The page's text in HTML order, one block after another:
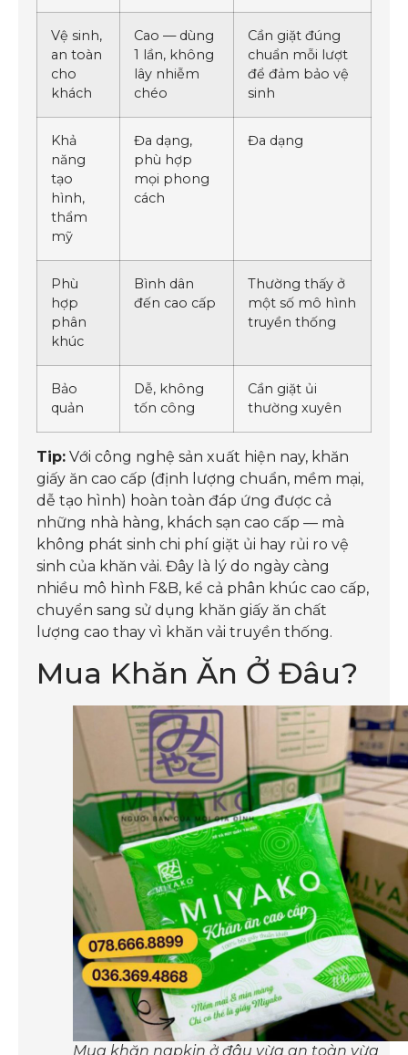
Vệ sinh,
an toàn
cho
khách
Cao — dùng
1 lần, không
lây nhiễm
chéo
Cần giặt đúng
chuẩn mỗi lượt
để đảm bảo vệ
sinh
Khả
năng
tạo
hình,
thẩm
mỹ
Đa dạng,
phù hợp
mọi phong
cách
Đa dạng
Phù
hợp
phân
khúc
Bình dân
đến cao cấp
Thường thấy ở
một số mô hình
truyền thống
Bảo
quản
Dễ, không
tốn công
Cần giặt ủi
thường xuyên
Tip: Với công nghệ sản xuất hiện nay, khăn
giấy ăn cao cấp (định lượng chuẩn, mềm mại,
dễ tạo hình) hoàn toàn đáp ứng được cả
những nhà hàng, khách sạn cao cấp — mà
không phát sinh chi phí giặt ủi hay rủi ro vệ
sinh của khăn vải. Đây là lý do ngày càng
nhiều mô hình F&B, kể cả phân khúc cao cấp,
chuyển sang sử dụng khăn giấy ăn chất
lượng cao thay vì khăn vải truyền thống.
Mua Khăn Ăn Ở Đâu?
Mua khăn napkin ở đâu vừa an toàn vừa